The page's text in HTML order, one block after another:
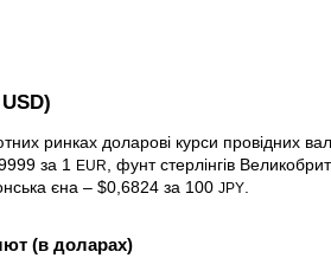
ринках доларові курси провідних
за 1 EUR , фунт стерлінгів
єна – $0,6824 за 100 JPY
(в доларах)